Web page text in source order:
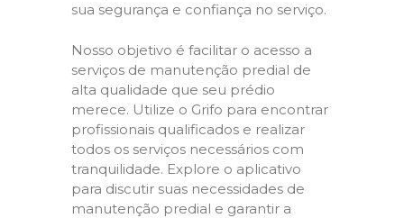
sua segurança e confiança no serviço.
Nosso objetivo é facilitar o acesso a
serviços de manutenção predial de
alta qualidade que seu prédio
merece. Utilize o Grifo para encontrar
profissionais qualificados e realizar
todos os serviços necessários com
tranquilidade. Explore o aplicativo
para discutir suas necessidades de
manutenção predial e garantir a